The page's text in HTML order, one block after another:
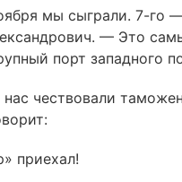
мы сыграли. 7-го
— Это
порт западного
чествовали
приехал!